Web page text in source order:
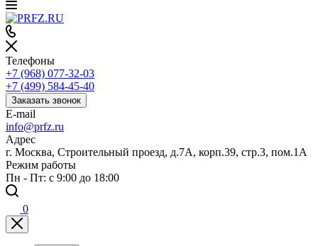
Телефоны
+7 (968) 077-32-03
+7 (499) 584-45-40
Заказать звонок
E-mail
info@prfz.ru
Адрес
г. Москва, Строительный проезд, д.7А, корп.39, стр.3, пом.1А
Режим работы
Пн - Пт: с 9:00 до 18:00
0